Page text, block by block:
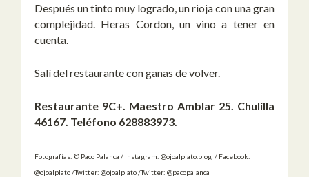
Después un tinto muy logrado, un rioja con una gran
complejidad. Heras Cordon, un vino a tener en
cuenta.
Salí del restaurante con ganas de volver.
Restaurante 9C+. Maestro Amblar 25. Chulilla
46167. Teléfono 628883973.
Fotografías: © Paco Palanca / Instagram: @ojoalplato.blog / Facebook:
@ojoalplato /Twitter: @ojoalplato /Twitter: @pacopalanca